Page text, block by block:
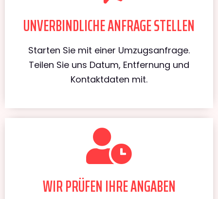
UNVERBINDLICHE ANFRAGE STELLEN
Starten Sie mit einer Umzugsanfrage.
Teilen Sie uns Datum, Entfernung und
Kontaktdaten mit.
WIR PRÜFEN IHRE ANGABEN